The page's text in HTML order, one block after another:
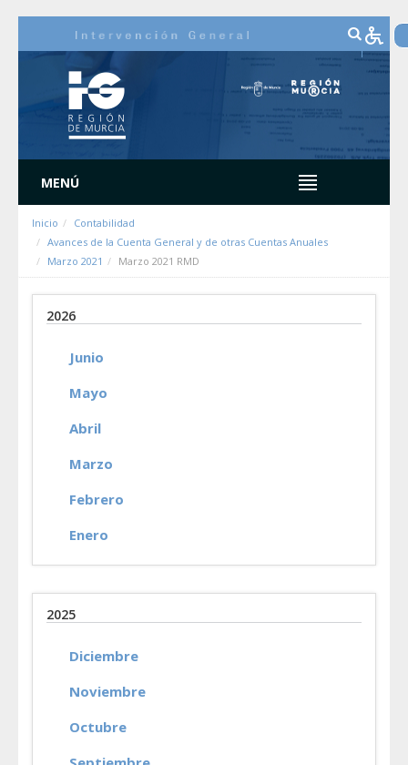
MENÚ
Inicio
Contabilidad
Avances de la Cuenta General y de otras Cuentas Anuales
Marzo 2021
Marzo 2021 RMD
2026
Junio
Mayo
Abril
Marzo
Febrero
Enero
2025
Diciembre
Noviembre
Octubre